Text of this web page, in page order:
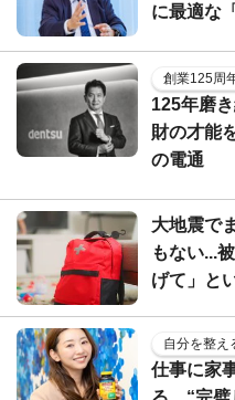
に最適な
創業125周
125年磨
財の才能
の電通
大地震で
もない...
げて」と
自分を整え
仕事に家